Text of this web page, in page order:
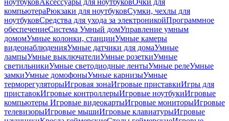
ноутбуковАксессуары для ноутбуковОчки для
компьютераРюкзаки для ноутбуковСумки, чехлы для
ноутбуковСредства для ухода за электроникойПрограммное
обеспечениеСистема Умный домУправление умным
домомУмные колонки, станцииУмные камеры
видеонаблюденияУмные датчики для домаУмные
лампыУмные выключателиУмные розеткиУмные
светильникиУмные светодиодные лентыУмные релеУмные
замкиУмные домофоныУмные карнизыУмные
терморегуляторыИгровая зонаИгровые приставкиИгры для
приставокИгровые контроллерыИгровые ноутбукиИгровые
компьютеры Игровые видеокартыИгровые мониторыИгровые
телевизорыИгровые мышиИгровые клавиатурыИгровые